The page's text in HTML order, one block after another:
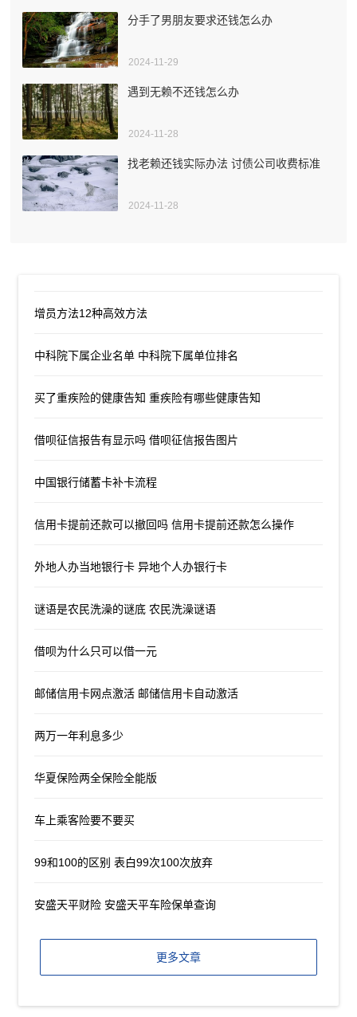
分手了男朋友要求还钱怎么办
2024-11-29
遇到无赖不还钱怎么办
2024-11-28
找老赖还钱实际办法 讨债公司收费标准
2024-11-28
增员方法12种高效方法
中科院下属企业名单 中科院下属单位排名
买了重疾险的健康告知 重疾险有哪些健康告知
借呗征信报告有显示吗 借呗征信报告图片
中国银行储蓄卡补卡流程
信用卡提前还款可以撤回吗 信用卡提前还款怎么操作
外地人办当地银行卡 异地个人办银行卡
谜语是农民洗澡的谜底 农民洗澡谜语
借呗为什么只可以借一元
邮储信用卡网点激活 邮储信用卡自动激活
两万一年利息多少
华夏保险两全保险全能版
车上乘客险要不要买
99和100的区别 表白99次100次放弃
安盛天平财险 安盛天平车险保单查询
更多文章